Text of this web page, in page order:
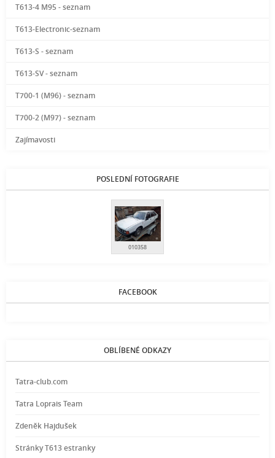
T613-4 M95 - seznam
T613-Electronic-seznam
T613-S - seznam
T613-SV - seznam
T700-1 (M96) - seznam
T700-2 (M97) - seznam
Zajímavosti
POSLEDNÍ FOTOGRAFIE
010358
FACEBOOK
OBLÍBENÉ ODKAZY
Tatra-club.com
Tatra Loprais Team
Zdeněk Hajdušek
Stránky T613 estranky